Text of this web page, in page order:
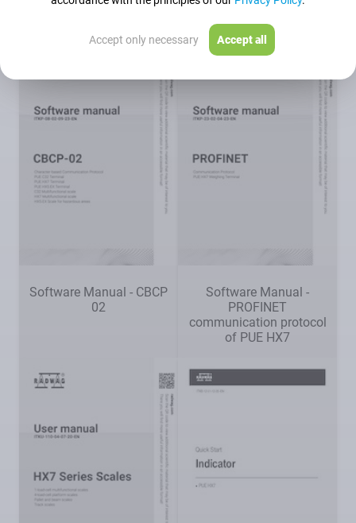
Software Manual - CBCP
02
Software Manual -
PROFINET
communication protocol
of PUE HX7
Accept only necessary Accept all